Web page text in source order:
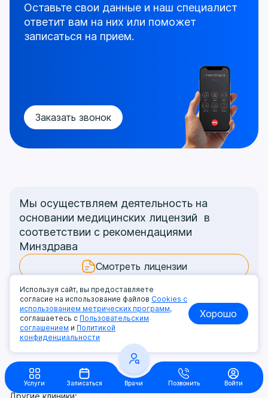
Заказать звонок
Оставьте свои данные и наш специалист
ответит вам на них или поможет
записаться на прием.
Мы осуществляем деятельность на
основании медицинских лицензий в
соответствии с рекомендациями
Минздрава
Смотреть лицензии
Контролирующим органам
Другие клиники:
Услуги Записаться Врачи Позвонить Войти
Используя сайт, вы предоставляете
согласие на использование файлов Cookies с
использованием метрических программ,
соглашаетесь с Пользовательским
соглашением и Политикой
конфиденциальности
Хорошо